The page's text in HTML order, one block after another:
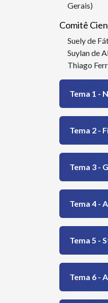
Gerais)
Comitê
Suely de
Suylan de
Thiago
Tema 1 -
Tema 2 -
Tema 3 -
Tema 4 -
Tema 5 -
Tema 6 -